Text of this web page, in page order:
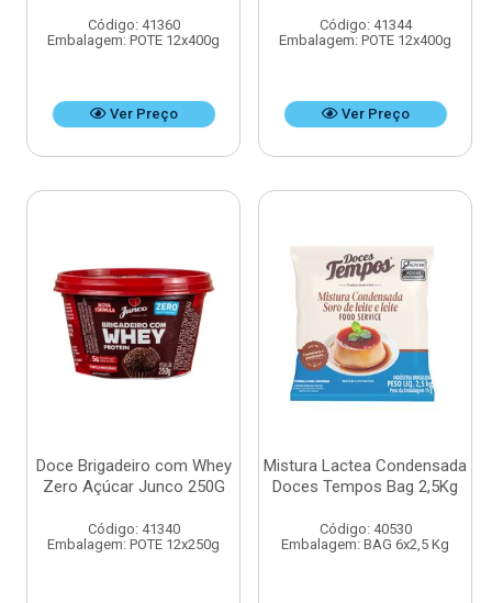
Código: 41360
Embalagem: POTE 12x400g
Ver Preço
Código: 41344
Embalagem: POTE 12x400g
Ver Preço
Doce Brigadeiro com Whey
Zero Açúcar Junco 250G
Código: 41340
Embalagem: POTE 12x250g
Mistura Lactea Condensada
Doces Tempos Bag 2,5Kg
Código: 40530
Embalagem: BAG 6x2,5 Kg